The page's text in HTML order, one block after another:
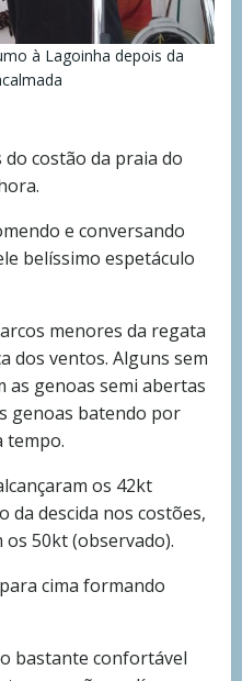
à Lagoinha depois da
costão da praia do
e conversando
belíssimo espetáculo
menores da regata
dos ventos. Alguns sem
as genoas semi abertas
genoas batendo por
tempo.
os 42kt
da descida nos costões,
50kt (observado).
cima formando
bastante confortável